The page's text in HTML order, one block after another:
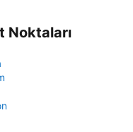
Noktaları